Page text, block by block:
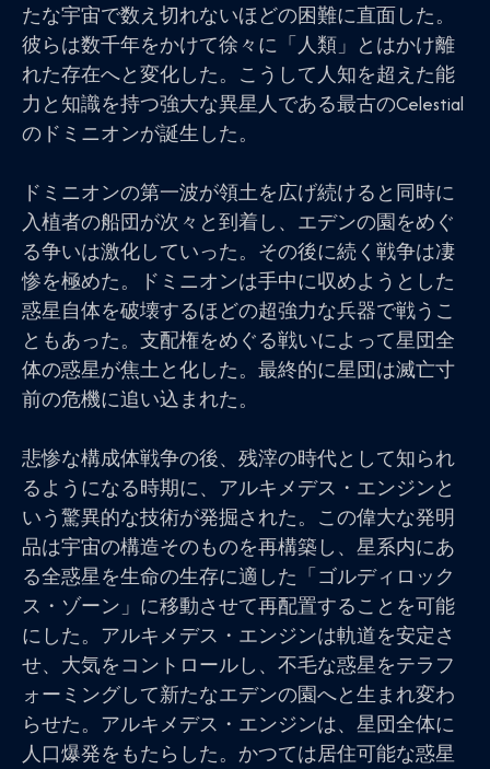
たな宇宙で数え切れないほどの困難に直面した。
彼らは数千年をかけて徐々に「人類」とはかけ離
れた存在へと変化した。こうして人知を超えた能
力と知識を持つ強大な異星人である最古のCelestial
のドミニオンが誕生した。
ドミニオンの第一波が領土を広げ続けると同時に
入植者の船団が次々と到着し、エデンの園をめぐ
る争いは激化していった。その後に続く戦争は凄
惨を極めた。ドミニオンは手中に収めようとした
惑星自体を破壊するほどの超強力な兵器で戦うこ
ともあった。支配権をめぐる戦いによって星団全
体の惑星が焦土と化した。最終的に星団は滅亡寸
前の危機に追い込まれた。
悲惨な構成体戦争の後、残滓の時代として知られ
るようになる時期に、アルキメデス・エンジンと
いう驚異的な技術が発掘された。この偉大な発明
品は宇宙の構造そのものを再構築し、星系内にあ
る全惑星を生命の生存に適した「ゴルディロック
ス・ゾーン」に移動させて再配置することを可能
にした。アルキメデス・エンジンは軌道を安定さ
せ、大気をコントロールし、不毛な惑星をテラフ
ォーミングして新たなエデンの園へと生まれ変わ
らせた。アルキメデス・エンジンは、星団全体に
人口爆発をもたらした。かつては居住可能な惑星